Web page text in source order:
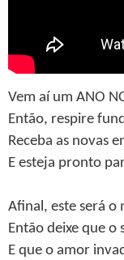
Vem aí um ANO
Então, respire
Receba as novas
E esteja pronto
Afinal, este será o
Então deixe que o
E que o amor